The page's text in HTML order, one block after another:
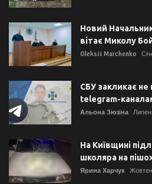
Новий
вітає Миколу
Oleksii Marchenko
СБУ закликає
telegram-
Альона Зюзіна
На Київщині
школяра на
Ярина Харчук